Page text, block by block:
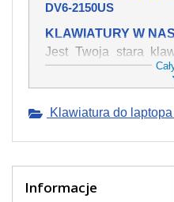
DV6-2150US
KLAWIATURY W
Jest Twoja stara
HP Pavilion dv6-
uszkodzona,
swojej pozycji? Kup
Oferujemy
stronie internetowej
Klawiatura do
Informacje